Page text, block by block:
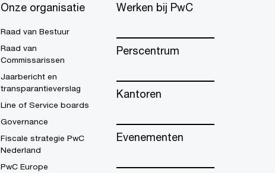
Onze organisatie
Raad van Bestuur
Raad van
Commissarissen
Jaarbericht en
transparantieverslag
Line of Service boards
Governance
Fiscale strategie PwC
Nederland
PwC Europe
Werken bij PwC
Perscentrum
Kantoren
Evenementen